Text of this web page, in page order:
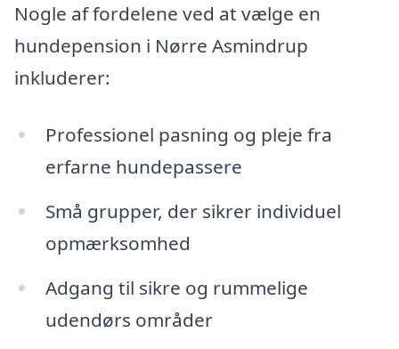
Nogle af fordelene ved at vælge en
hundepension i Nørre Asmindrup
inkluderer:
Professionel pasning og pleje fra
erfarne hundepassere
Små grupper, der sikrer individuel
opmærksomhed
Adgang til sikre og rummelige
udendørs områder